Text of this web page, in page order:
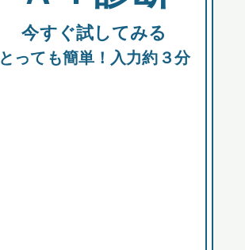
今すぐ試してみる
とっても簡単！入力約３分